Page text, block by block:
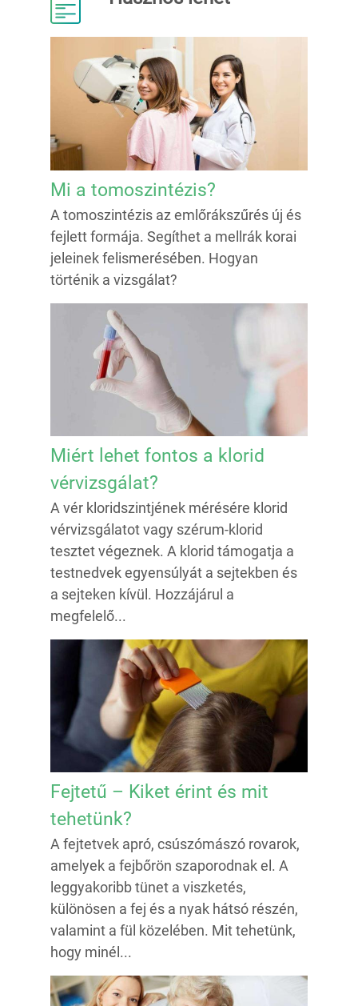
Mi a tomoszintézis?
A tomoszintézis az emlőrákszűrés új és
fejlett formája. Segíthet a mellrák korai
jeleinek felismerésében. Hogyan
történik a vizsgálat?
Miért lehet fontos a klorid
vérvizsgálat?
A vér kloridszintjének mérésére klorid
vérvizsgálatot vagy szérum-klorid
tesztet végeznek. A klorid támogatja a
testnedvek egyensúlyát a sejtekben és
a sejteken kívül. Hozzájárul a
megfelelő...
Fejtetű – Kiket érint és mit
tehetünk?
A fejtetvek apró, csúszómászó rovarok,
amelyek a fejbőrön szaporodnak el. A
leggyakoribb tünet a viszketés,
különösen a fej és a nyak hátsó részén,
valamint a fül közelében. Mit tehetünk,
hogy minél...